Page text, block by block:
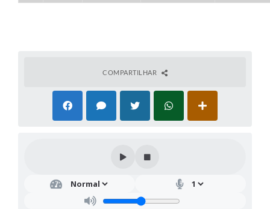
COMPARTILHAR